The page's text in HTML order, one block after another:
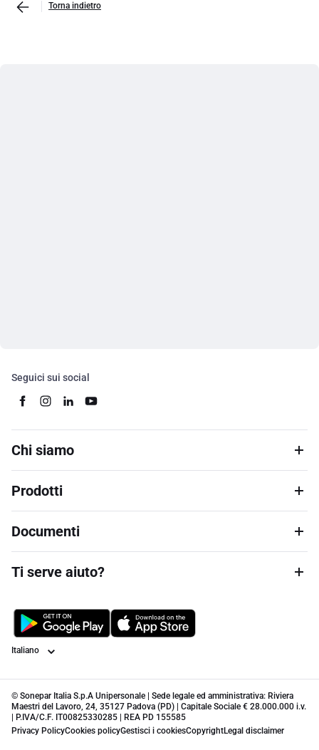
Torna indietro
Seguici sui social
Chi siamo
Prodotti
Documenti
Ti serve aiuto?
Lingua
© Sonepar Italia S.p.A Unipersonale | Sede legale ed amministrativa: Riviera
Maestri del Lavoro, 24, 35127 Padova (PD) | Capitale Sociale € 28.000.000 i.v.
| P.IVA/C.F. IT00825330285 | REA PD 155585
Privacy PolicyCookies policyGestisci i cookiesCopyrightLegal disclaimer